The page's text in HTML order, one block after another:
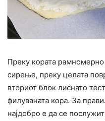
Преку кората
сирење, преку целата
вториот блок лиснато
филуваната кора. За
најдобро е да се